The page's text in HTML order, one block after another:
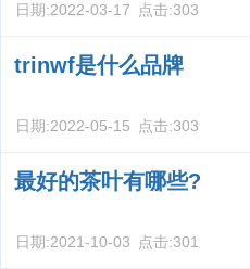
日期:2022-03-17 点击:303
trinwf是什么品牌
日期:2022-05-15 点击:303
最好的茶叶有哪些?
日期:2021-10-03 点击:301